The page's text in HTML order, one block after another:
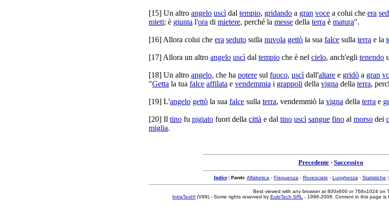
[15] Un altro angelo uscì dal tempio, gridando a gran voce a colui che era
mieti; è giunta l'ora di mietere, perché la messe della terra è matura".
[16] Allora colui che era seduto sulla nuvola gettò la sua falce sulla terra e la
[17] Allora un altro angelo uscì dal tempio che è nel cielo, anch'egli tenendo
[18] Un altro angelo, che ha potere sul fuoco, uscì dall'altare e gridò a gran
"Getta la tua falce affilata e vendemmia i grappoli della vigna della terra,
[19] L'angelo gettò la sua falce sulla terra, vendemmiò la vigna della terra e
[20] Il tino fu pigiato fuori della città e dal tino uscì sangue fino al morso dei
miglia.
Precedente - Successivo
Indice| Parole: Alfabetica - Frequenza - Rovesciate - Lunghezza - Statistiche |
Best viewed with any browser at 800x600 or 768x1024 on
IntraText®(V89) - Some rights reserved by EuloTech SRL - 1996-2008. Content in this page is